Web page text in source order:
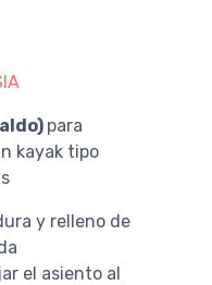
para
kayak tipo
y relleno de
el asiento al